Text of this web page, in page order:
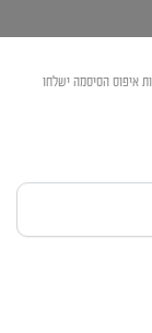
איפוס הסיסמה ישלחו